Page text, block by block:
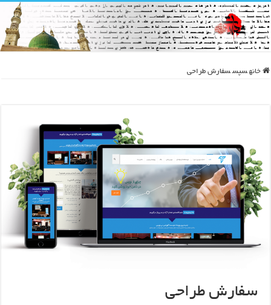
خانه سپس سفارش طراحی
سفارش طراحی